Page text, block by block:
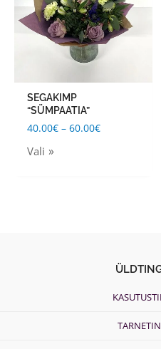
SEGAKIMP
“SÜMPAATIA”
40.00€ – 60.00€
Vali
multiple
variants.
The
options
be
chosen